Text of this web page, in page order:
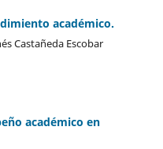
académico.
Castañeda Escobar
académico en